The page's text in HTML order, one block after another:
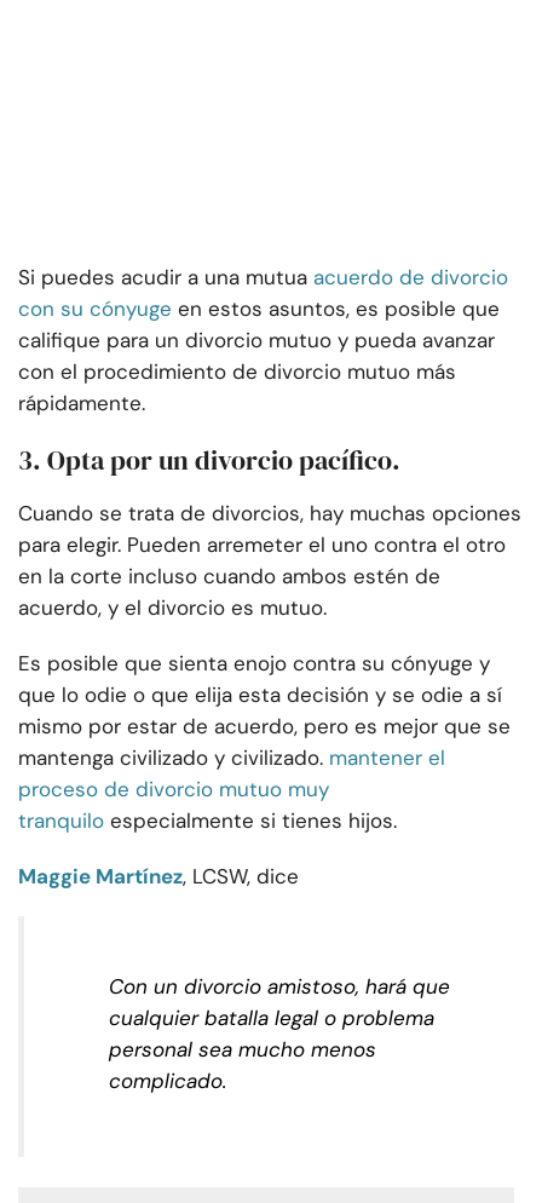
Si puedes acudir a una mutua acuerdo de divorcio
con su cónyuge en estos asuntos, es posible que
califique para un divorcio mutuo y pueda avanzar
con el procedimiento de divorcio mutuo más
rápidamente.
3. Opta por un divorcio pacífico.
Cuando se trata de divorcios, hay muchas opciones
para elegir. Pueden arremeter el uno contra el otro
en la corte incluso cuando ambos estén de
acuerdo, y el divorcio es mutuo.
Es posible que sienta enojo contra su cónyuge y
que lo odie o que elija esta decisión y se odie a sí
mismo por estar de acuerdo, pero es mejor que se
mantenga civilizado y civilizado. mantener el
proceso de divorcio mutuo muy
tranquilo especialmente si tienes hijos.
Maggie Martínez, LCSW, dice
Con un divorcio amistoso, hará que
cualquier batalla legal o problema
personal sea mucho menos
complicado.